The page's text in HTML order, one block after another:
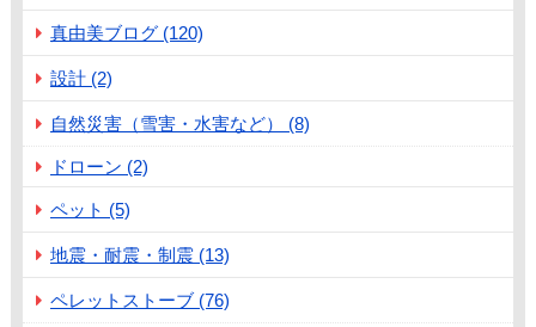
真由美ブログ (120)
設計 (2)
自然災害（雪害・水害など） (8)
ドローン (2)
ペット (5)
地震・耐震・制震 (13)
ペレットストーブ (76)